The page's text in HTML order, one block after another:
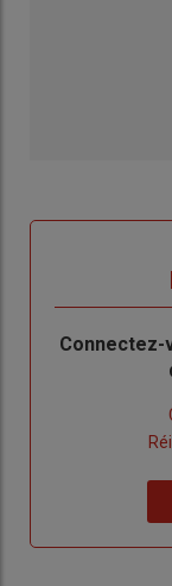
Body
de
me